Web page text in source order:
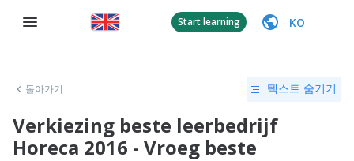
Start learning KO
돌아가기 텍스트 숨기기
Verkiezing beste leerbedrijf
Horeca 2016 - Vroeg beste